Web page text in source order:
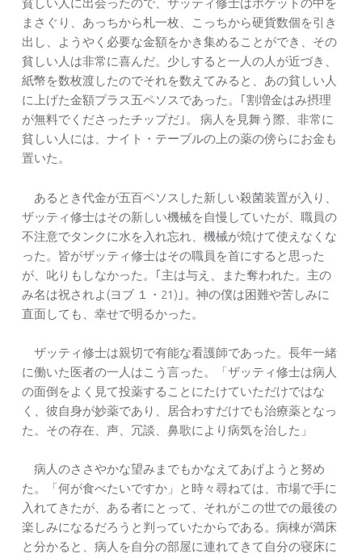
貧しい人に出会ったので、ザッティ修士はポケットの中を
まさぐり、あっちから札一枚、こっちから硬貨数個を引き
出し、ようやく必要な金額をかき集めることができ、その
貧しい人は非常に喜んだ。少しすると一人の人が近づき、
紙幣を数枚渡したのでそれを数えてみると、あの貧しい人
に上げた金額プラス五ペソスであった。｢割増金はみ摂理
が無料でくださったチップだ｣。 病人を見舞う際、非常に
貧しい人には、ナイト・テーブルの上の薬の傍らにお金も
置いた。
あるとき代金が五百ペソスした新しい殺菌装置が入り、
ザッティ修士はその新しい機械を自慢していたが、職員の
不注意でタンクに水を入れ忘れ、機械が焼けて使えなくな
った。皆がザッティ修士はその職員を首にすると思った
が、叱りもしなかった。｢主は与え、また奪われた。主の
み名は祝されよ(ヨブ １・21)｣。神の僕は困難や苦しみに
直面しても、幸せで明るかった。
ザッティ修士は親切で有能な看護師であった。長年一緒
に働いた医者の一人はこう言った。「ザッティ修士は病人
の面倒をよく見て投薬することにたけていただけではな
く、彼自身が妙薬であり、居合わすだけでも治療薬となっ
た。その存在、声、冗談、鼻歌により病気を治した」
病人のささやかな望みまでもかなえてあげようと努め
た。「何が食べたいですか」と時々尋ねては、市場で手に
入れてきたが、ある者にとって、それがこの世での最後の
楽しみになるだろうと判っていたからである。病棟が満床
と分かると、病人を自分の部屋に連れてきて自分の寝床に